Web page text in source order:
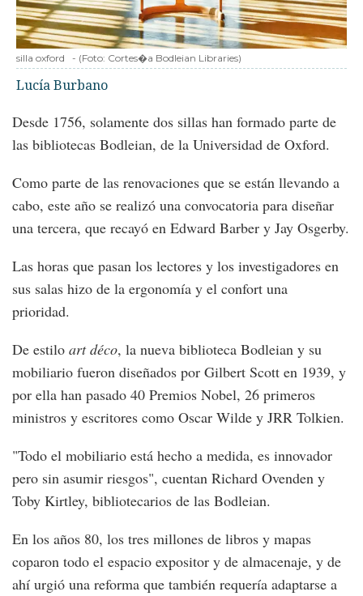
silla oxford - (Foto: Cortes�a Bodleian Libraries)
Lucía Burbano
Desde 1756, solamente dos sillas han formado parte de
las bibliotecas Bodleian, de la Universidad de Oxford.
Como parte de las renovaciones que se están llevando a
cabo, este año se realizó una convocatoria para diseñar
una tercera, que recayó en Edward Barber y Jay Osgerby.
Las horas que pasan los lectores y los investigadores en
sus salas hizo de la ergonomía y el confort una
prioridad.
De estilo art déco, la nueva biblioteca Bodleian y su
mobiliario fueron diseñados por Gilbert Scott en 1939, y
por ella han pasado 40 Premios Nobel, 26 primeros
ministros y escritores como Oscar Wilde y JRR Tolkien.
"Todo el mobiliario está hecho a medida, es innovador
pero sin asumir riesgos", cuentan Richard Ovenden y
Toby Kirtley, bibliotecarios de las Bodleian.
En los años 80, los tres millones de libros y mapas
coparon todo el espacio expositor y de almacenaje, y de
ahí urgió una reforma que también requería adaptarse a